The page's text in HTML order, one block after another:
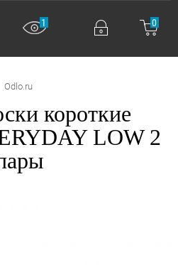
0
1
Odlo.ru
короткие
LOW 2